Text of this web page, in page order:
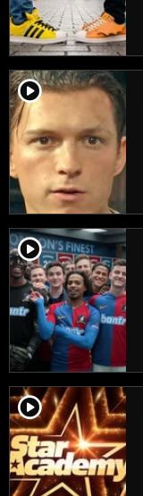
player2
player2
player2